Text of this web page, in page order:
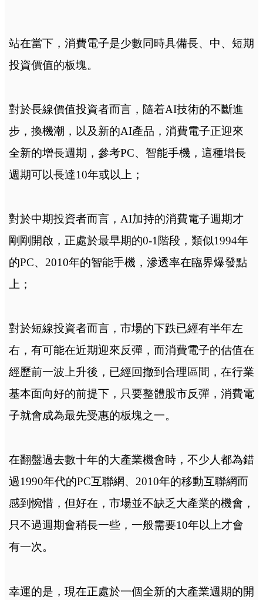
站在當下，消費電子是少數同時具備長、中、短期
投資價值的板塊。
對於長線價值投資者而言，隨着AI技術的不斷進
步，換機潮，以及新的AI產品，消費電子正迎來
全新的增長週期，參考PC、智能手機，這種增長
週期可以長達10年或以上；
對於中期投資者而言，AI加持的消費電子週期才
剛剛開啟，正處於最早期的0-1階段，類似1994年
的PC、2010年的智能手機，滲透率在臨界爆發點
上；
對於短線投資者而言，市場的下跌已經有半年左
右，有可能在近期迎來反彈，而消費電子的估值在
經歷前一波上升後，已經回撤到合理區間，在行業
基本面向好的前提下，只要整體股市反彈，消費電
子就會成為最先受惠的板塊之一。
在翻盤過去數十年的大產業機會時，不少人都為錯
過1990年代的PC互聯網、2010年的移動互聯網而
感到惋惜，但好在，市場並不缺乏大產業的機會，
只不過週期會稍長一些，一般需要10年以上才會
有一次。
幸運的是，現在正處於一個全新的大產業週期的開